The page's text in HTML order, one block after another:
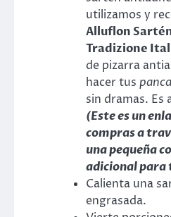
utilizamos y
Alluflon
Tradizione
de pizarra
hacer tus
sin dramas. Es
(Este es un
compras a
una pequeña
adicional para
Calienta una
engrasada.